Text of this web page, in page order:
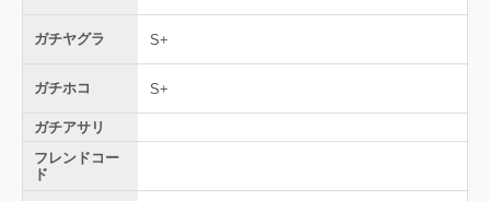
ガチヤグラ S+
ガチホコ S+
ガチアサリ
フレンドコー
ド